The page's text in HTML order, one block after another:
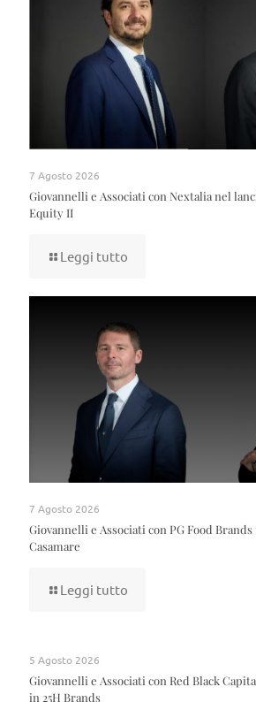
7 Agosto 2026
Giovannelli e Associati con Nextalia nel
Equity II
Leggi tutto
7 Agosto 2026
Giovannelli e Associati con PG Food
Casamare
Leggi tutto
5 Agosto 2026
Giovannelli e Associati con Red Black
in 25H Brands